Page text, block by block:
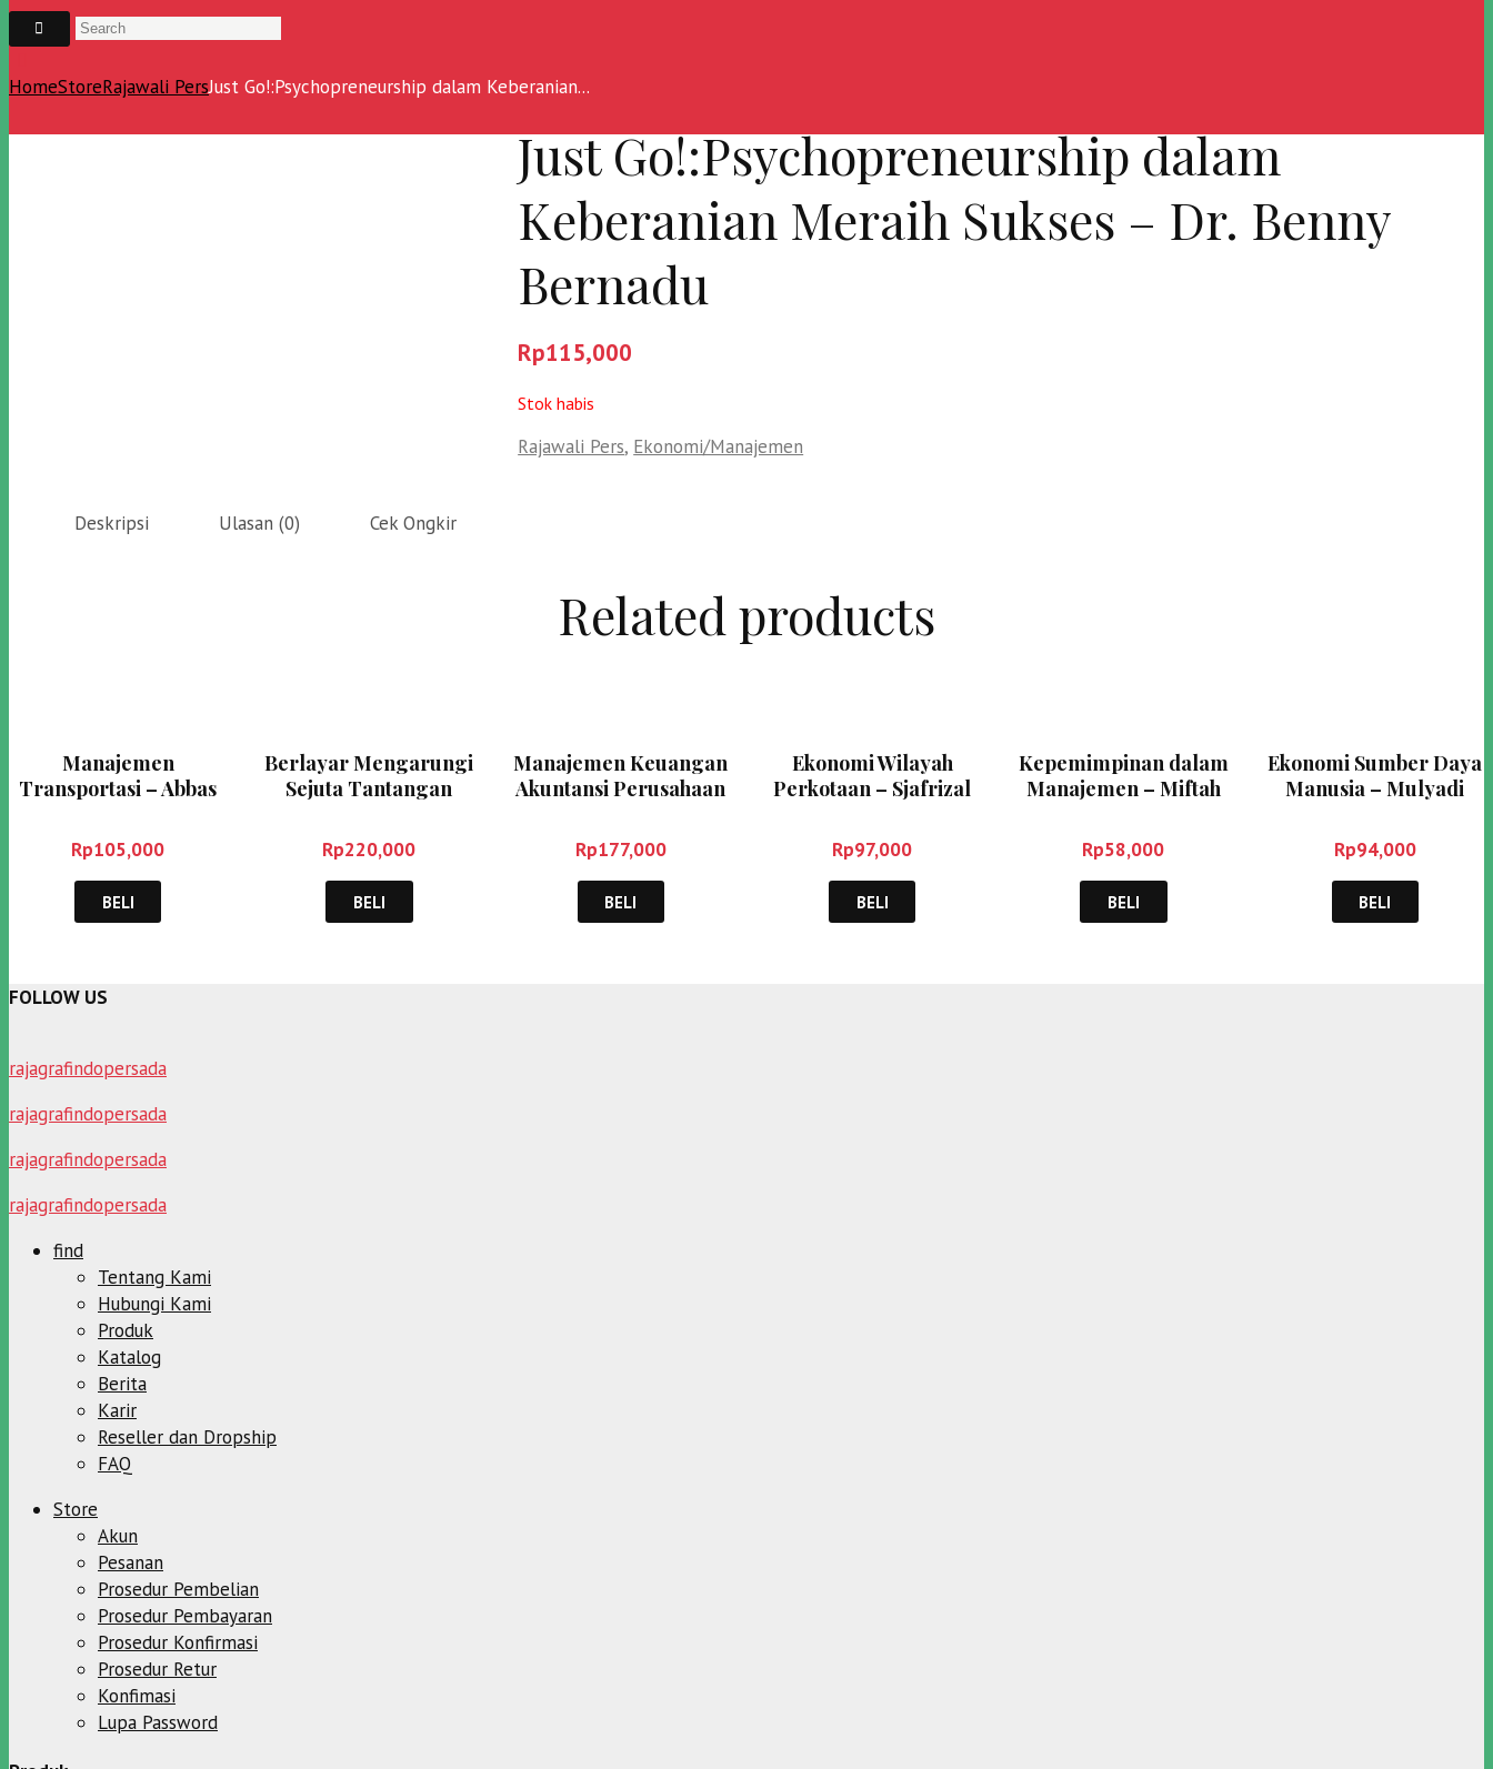
HomeStoreRajawali PersJust Go!:Psychopreneurship dalam Keberanian...
Just Go!:Psychopreneurship dalam
Keberanian Meraih Sukses – Dr. Benny
Bernadu
Rp115,000
Stok habis
Rajawali Pers, Ekonomi/Manajemen
Deskripsi Ulasan (0) Cek Ongkir
Related products
Manajemen
Transportasi – Abbas
Rp105,000
BELI
Berlayar Mengarungi
Sejuta Tantangan
Lingkungan yang
Berubah – Pariaman,
dkk
Rp220,000
BELI
Manajemen Keuangan
Akuntansi Perusahaan
Kosasih
Rp177,000
BELI
Ekonomi Wilayah
Perkotaan – Sjafrizal
Rp97,000
BELI
Kepemimpinan dalam
Manajemen – Miftah
Rp58,000
BELI
Ekonomi Sumber Daya
Manusia – Mulyadi
Rp94,000
BELI
FOLLOW US
rajagrafindopersada
rajagrafindopersada
rajagrafindopersada
rajagrafindopersada
find
Tentang Kami
Hubungi Kami
Produk
Katalog
Berita
Karir
Reseller dan Dropship
FAQ
Store
Akun
Pesanan
Prosedur Pembelian
Prosedur Pembayaran
Prosedur Konfirmasi
Prosedur Retur
Konfimasi
Lupa Password